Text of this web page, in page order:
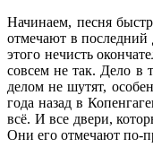
Начинаем, песня
отмечают в
этого нечисть
совсем не так. Дело в
делом не шутят,
года назад в
всё. И все двери,
Они его отмечают по-